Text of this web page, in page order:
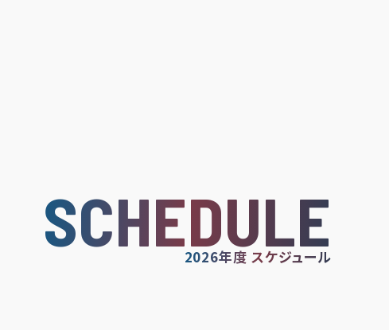
SCHEDULE
2026年度 スケジュール